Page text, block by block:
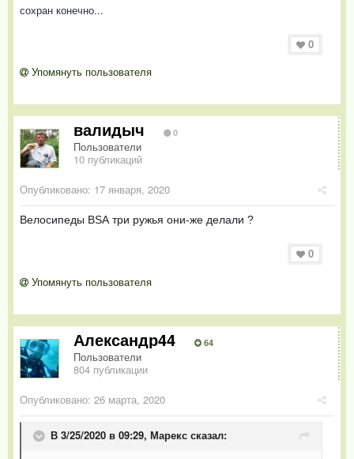
сохран конечно...
0
Упомянуть пользователя
валидыч 0
Пользователи
10 публикаций
Опубликовано: 17 января, 2020
Велосипеды BSA три ружья они-же делали ?
0
Упомянуть пользователя
Александр44 64
Пользователи
804 публикации
Опубликовано: 26 марта, 2020
В 3/25/2020 в 09:29, Марекс сказал: